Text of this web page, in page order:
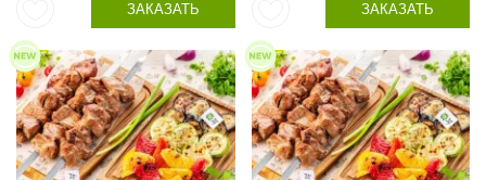
ЗАКАЗАТЬ ЗАКАЗАТЬ